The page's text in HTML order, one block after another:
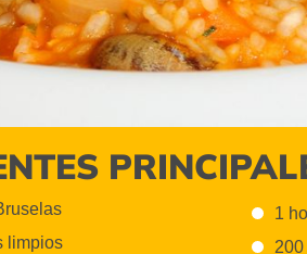
limpios
1